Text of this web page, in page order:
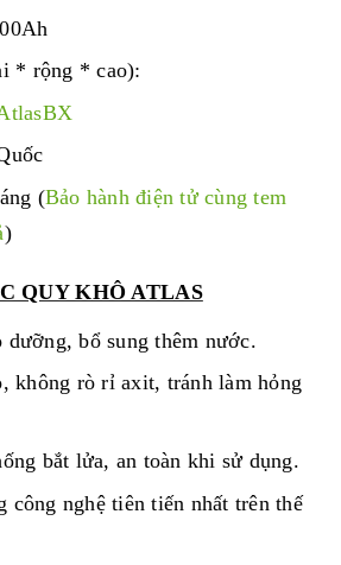
* rộng * cao):
(Bảo hành điện tử cùng tem
)
QUY KHÔ ATLAS
dưỡng, bổ sung thêm nước.
không rò rỉ axit, tránh làm hỏng
bắt lửa, an toàn khi sử dụng.
công nghệ tiên tiến nhất trên thế